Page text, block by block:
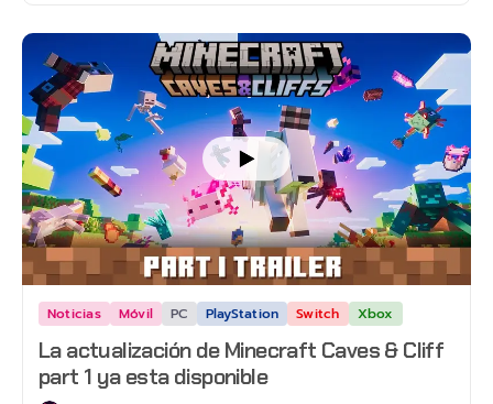
Noticias Móvil PC PlayStation Switch Xbox
La actualización de Minecraft Caves & Cliff
part 1 ya esta disponible